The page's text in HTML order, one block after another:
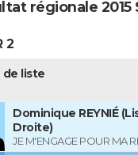
régionale
2
de liste
Dominique REYNIÉ
Droite)
JE M'ENGAGE POUR MA